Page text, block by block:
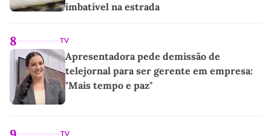
imbatível na estrada
8 TV
Apresentadora pede demissão de
telejornal para ser gerente em empresa:
"Mais tempo e paz"
TV